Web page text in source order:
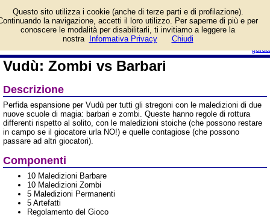
guida
tutti gli stregoni.
Informazioni e prezzo di
Vudù: Zombi vs Barbari
Descrizione
Perfida espansione per Vudù per tutti gli stregoni con le maledizioni di due
nuove scuole di magia: barbari e zombi. Queste hanno regole di rottura
differenti rispetto al solito, con le maledizioni stoiche (che possono restare
in campo se il giocatore urla NO!) e quelle contagiose (che possono
passare ad altri giocatori).
Componenti
10 Maledizioni Barbare
10 Maledizioni Zombi
5 Maledizioni Permanenti
5 Artefatti
Regolamento del Gioco
Questo sito utilizza i cookie (anche di terze parti e di profilazione).
la navigazione, accetti il loro utilizzo. Per saperne di più e per
conoscere le modalità per disabilitarli, ti invitiamo a leggere la
nostra
Informativa Privacy Chiudi